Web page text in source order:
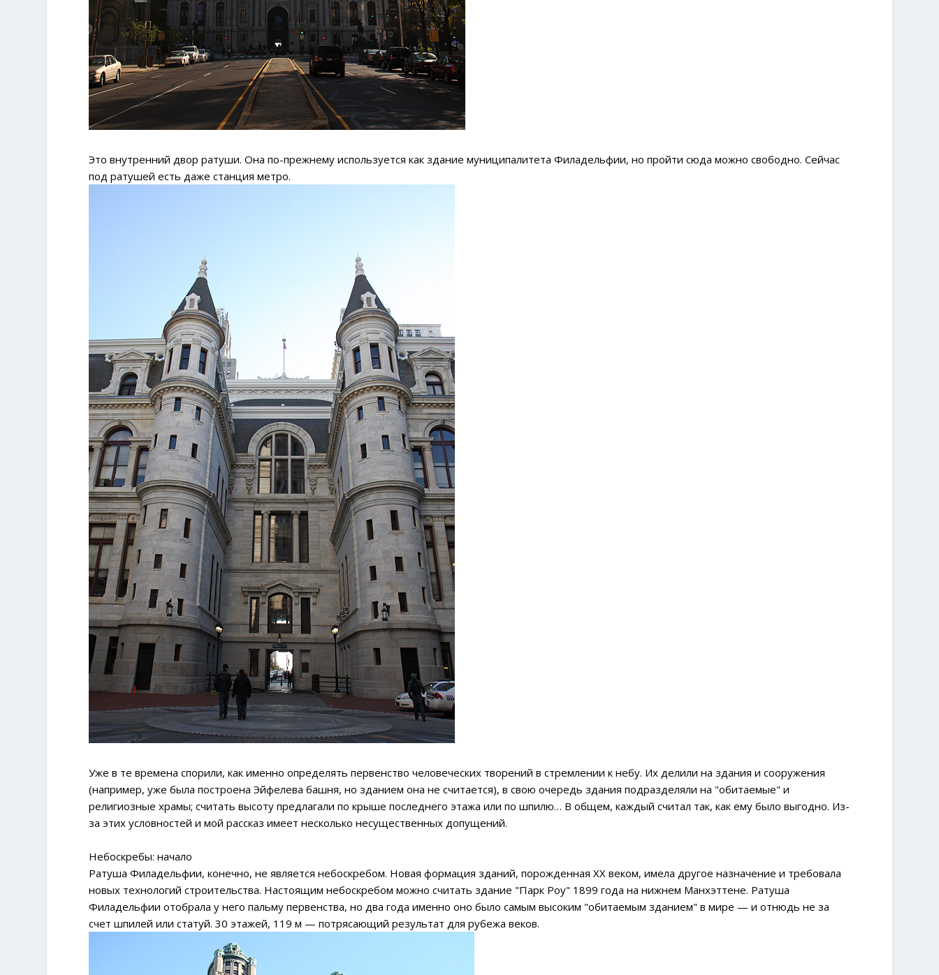
Это внутренний двор ратуши. Она по-прежнему используется как здание муниципалитета Филадельфии, но пройти сюда можно свободно. Сейчас
под ратушей есть даже станция метро.
Уже в те времена спорили, как именно определять первенство человеческих творений в стремлении к небу. Их делили на здания и сооружения
(например, уже была построена Эйфелева башня, но зданием она не считается), в свою очередь здания подразделяли на "обитаемые" и
религиозные храмы; считать высоту предлагали по крыше последнего этажа или по шпилю… В общем, каждый считал так, как ему было выгодно. Из-
за этих условностей и мой рассказ имеет несколько несущественных допущений.
Небоскребы: начало
Ратуша Филадельфии, конечно, не является небоскребом. Новая формация зданий, порожденная XX веком, имела другое назначение и требовала
новых технологий строительства. Настоящим небоскребом можно считать здание "Парк Роу" 1899 года на нижнем Манхэттене. Ратуша
Филадельфии отобрала у него пальму первенства, но два года именно оно было самым высоким "обитаемым зданием" в мире — и отнюдь не за
счет шпилей или статуй. 30 этажей, 119 м — потрясающий результат для рубежа веков.